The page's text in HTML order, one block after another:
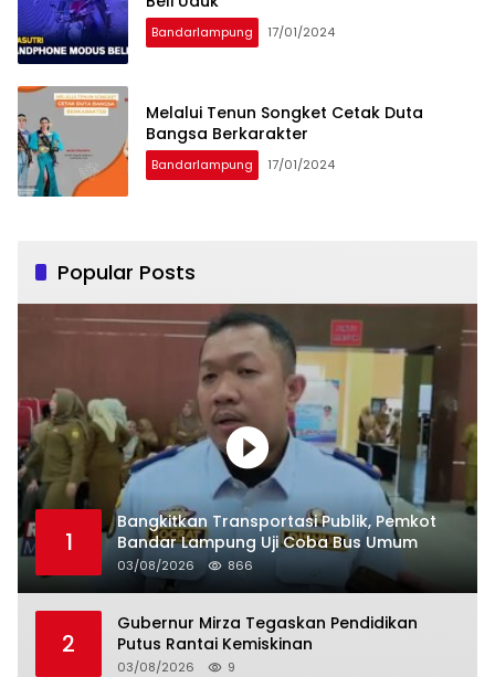
Bandarlampung 17/01/2024
Melalui Tenun Songket Cetak Duta
Bangsa Berkarakter
Bandarlampung 17/01/2024
Popular Posts
1
Bangkitkan Transportasi Publik, Pemkot
Bandar Lampung Uji Coba Bus Umum
03/08/2026 866
2
Gubernur Mirza Tegaskan Pendidikan
Putus Rantai Kemiskinan
03/08/2026 9